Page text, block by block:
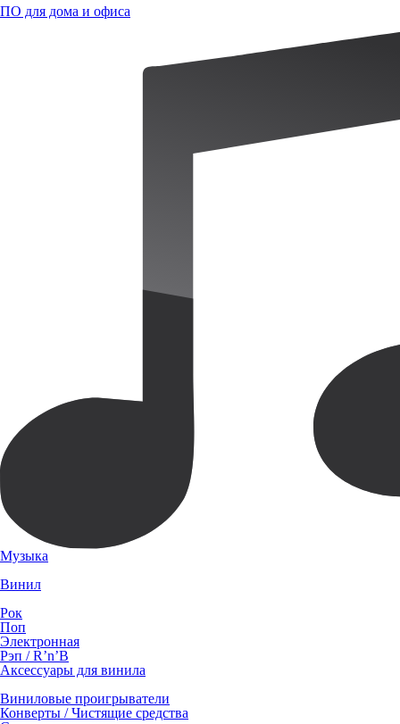
ПО для дома и офиса
Музыка
Винил
Рок
Поп
Электронная
Рэп / R’n’B
Аксессуары для винила
Виниловые проигрыватели
Конверты / Чистящие средства